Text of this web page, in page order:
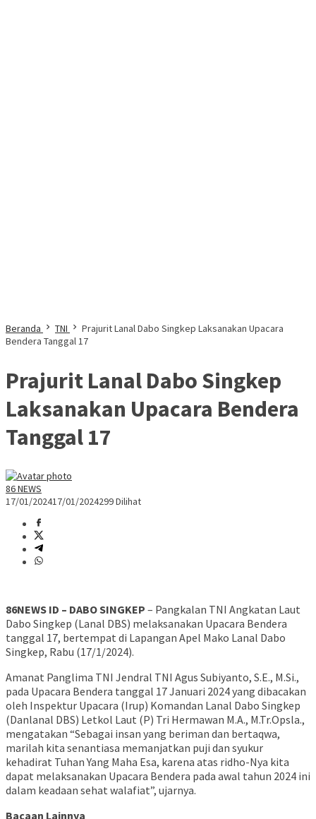
Beranda TNI
Prajurit Lanal Dabo Singkep Laksanakan Upacara
Bendera Tanggal 17
Prajurit Lanal Dabo Singkep
Laksanakan Upacara Bendera
Tanggal 17
86 NEWS
17/01/202417/01/2024299 Dilihat
86NEWS ID – DABO SINGKEP – Pangkalan TNI Angkatan Laut
Dabo Singkep (Lanal DBS) melaksanakan Upacara Bendera
tanggal 17, bertempat di Lapangan Apel Mako Lanal Dabo
Singkep, Rabu (17/1/2024).
Amanat Panglima TNI Jendral TNI Agus Subiyanto, S.E., M.Si.,
pada Upacara Bendera tanggal 17 Januari 2024 yang dibacakan
oleh Inspektur Upacara (Irup) Komandan Lanal Dabo Singkep
(Danlanal DBS) Letkol Laut (P) Tri Hermawan M.A., M.Tr.Opsla.,
mengatakan “Sebagai insan yang beriman dan bertaqwa,
marilah kita senantiasa memanjatkan puji dan syukur
kehadirat Tuhan Yang Maha Esa, karena atas ridho-Nya kita
dapat melaksanakan Upacara Bendera pada awal tahun 2024 ini
dalam keadaan sehat walafiat”, ujarnya.
Bacaan Lainnya